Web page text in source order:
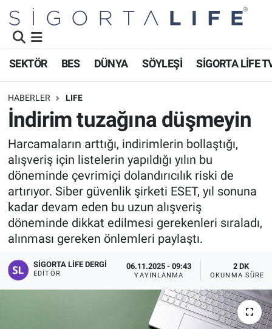
SEKTÖR BES DÜNYA SÖYLEŞİ SİGORTA LİFE
HABERLER LIFE
İndirim tuzağına düşmeyin
Harcamaların arttığı, indirimlerin bollaştığı,
alışveriş için listelerin yapıldığı yılın bu
döneminde çevrimiçi dolandırıcılık riski de
artırıyor. Siber güvenlik şirketi ESET, yıl sonuna
kadar devam eden bu uzun alışveriş
döneminde dikkat edilmesi gerekenleri sıraladı,
alınması gereken önlemleri paylaştı.
SIGORTA LIFE DERGI
EDITÖR
06.11.2025 - 09:43
YAYINLANMA
2 DK
OKUNMA SÜRESI
Namaz Vakitleri
Trafik Durumu
Süper Lig Puan Durumu ve Fikstür
Tüm Manşetler
Son Dakika Haberleri
Haber Arşivi